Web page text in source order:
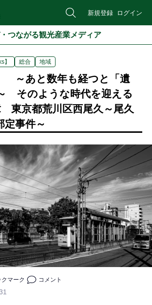
新規登録 ログイン
つながる観光産業メディア
】 総合 地域
～あと数年も経つと「遺
そのような時代を迎える
京都荒川区西尾久～尾久
定事件～
クマーク コメント